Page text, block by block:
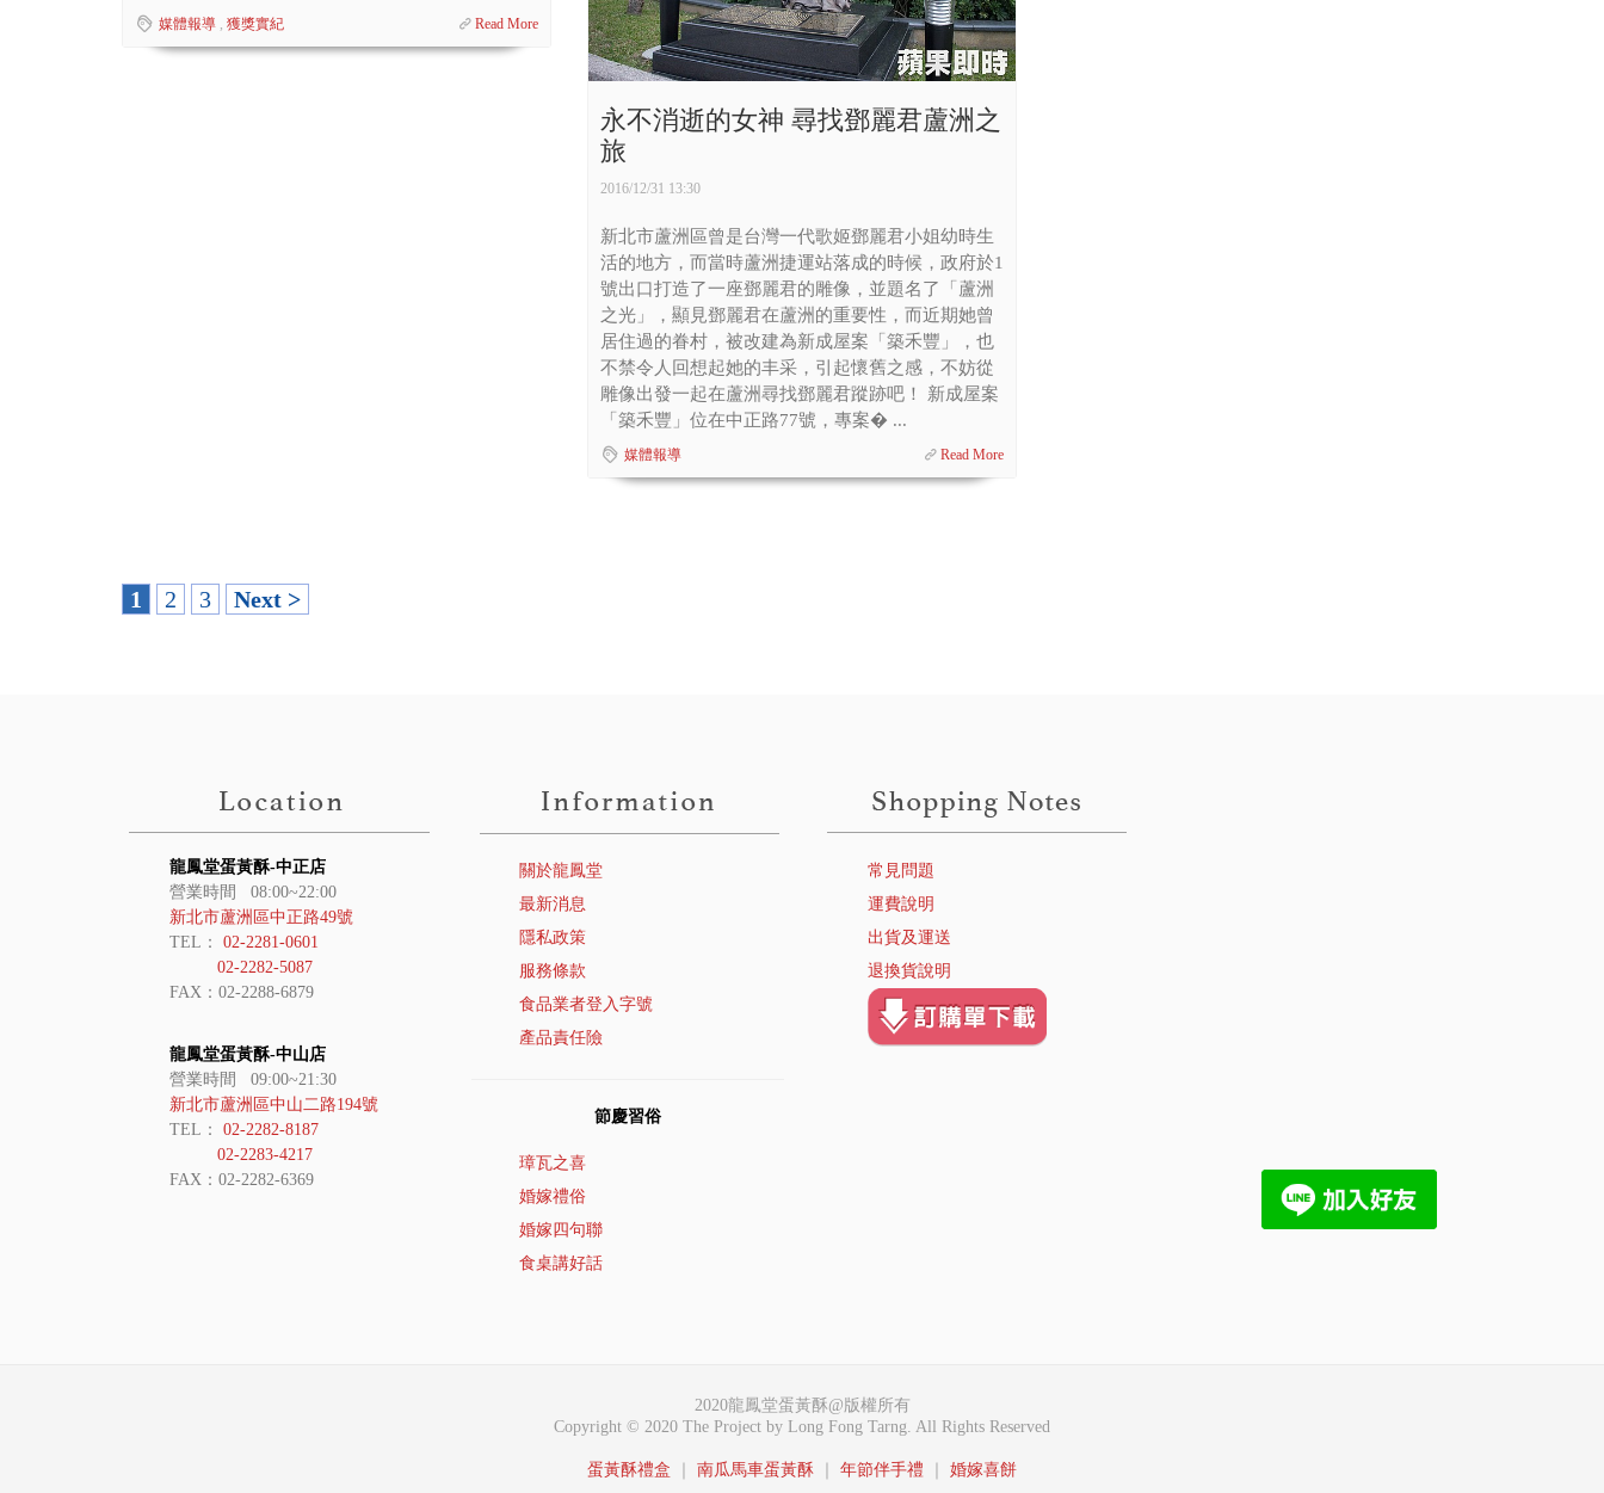
媒體報導, 獲獎實紀 Read More
永不消逝的女神 尋找鄧麗君蘆洲之
旅
2016/12/31 13:30
新北市蘆洲區曾是台灣一代歌姬鄧麗君小姐幼時生
活的地方，而當時蘆洲捷運站落成的時候，政府於1
號出口打造了一座鄧麗君的雕像，並題名了「蘆洲
之光」，顯見鄧麗君在蘆洲的重要性，而近期她曾
居住過的眷村，被改建為新成屋案「築禾豐」，也
不禁令人回想起她的丰采，引起懷舊之感，不妨從
雕像出發一起在蘆洲尋找鄧麗君蹤跡吧！ 新成屋案
「築禾豐」位在中正路77號，專案� ...
媒體報導 Read More
1 2 3 Next >
龍鳳堂蛋黃酥-中正店
營業時間 08:00~22:00
新北市蘆洲區中正路49號
TEL： 02-2281-0601
02-2282-5087
FAX：02-2288-6879
龍鳳堂蛋黃酥-中山店
營業時間 09:00~21:30
新北市蘆洲區中山二路194號
TEL： 02-2282-8187
02-2283-4217
FAX：02-2282-6369
關於龍鳳堂
最新消息
隱私政策
服務條款
食品業者登入字號
產品責任險
節慶習俗
璋瓦之喜
婚嫁禮俗
婚嫁四句聯
食桌講好話
常見問題
運費說明
出貨及運送
退換貨說明
2020龍鳳堂蛋黃酥@版權所有
Copyright © 2020 The Project by Long Fong Tarng. All Rights Reserved
蛋黃酥禮盒 南瓜馬車蛋黃酥 年節伴手禮 婚嫁喜餅